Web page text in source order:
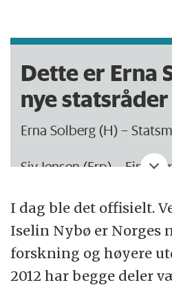
Dette er Erna
nye statsråder
Erna Solberg (H) –
Siv Jensen (Frp) –
Ine Eriksen Søreide (H)
Frank Bakke-Jensen (H)
Sylvi Listhaug (Frp) –
I dag ble det offisielt.
Iselin Nybø er Norges
forskning og høyere
2012 har begge deler